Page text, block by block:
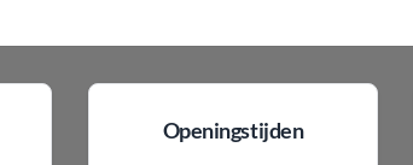
Openingstijden